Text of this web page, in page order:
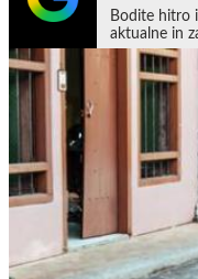
Bodite hitro
aktualne in